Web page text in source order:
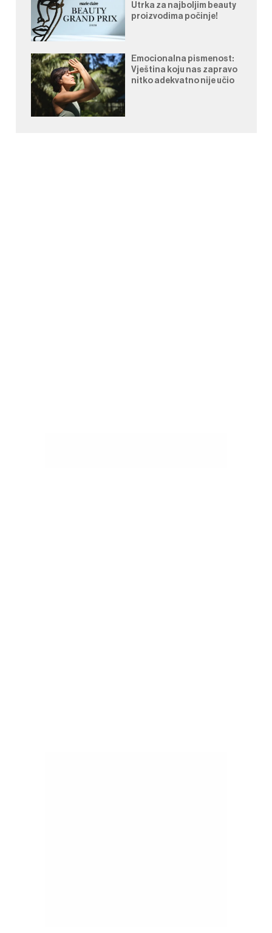
Utrka za najboljim beauty
proizvodima počinje!
Emocionalna pismenost:
Vještina koju nas zapravo
nitko adekvatno nije učio